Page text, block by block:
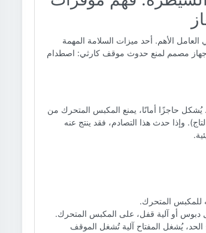
الأهم. أحد ميزات السلامة المهمة
جهاز مصمم لمنع حدوث موقف كارثي: اصطدام
يُشكل حاجزًا أمانًا، يمنع المكبس المتحرك من
وإذا حدث هذا التصادم، فقد ينتج عنه
للمكبس المتحرك.
دبوس أو آلية قفل، على المكبس المتحرك.
يُشغل المفتاح آلية تُشغل الموقف